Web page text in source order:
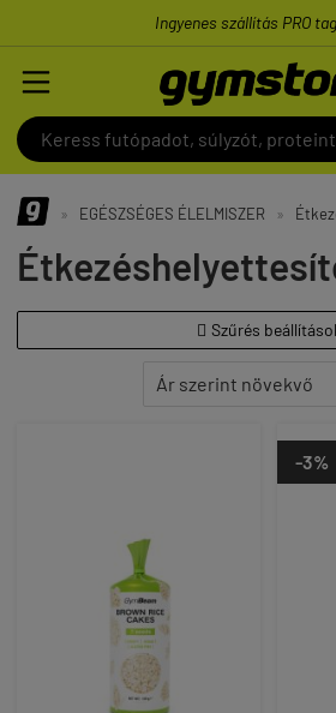
Ingyenes szállítás PRO
» EGÉSZSÉGES ÉLELMISZER »
 Szűrés
-3%